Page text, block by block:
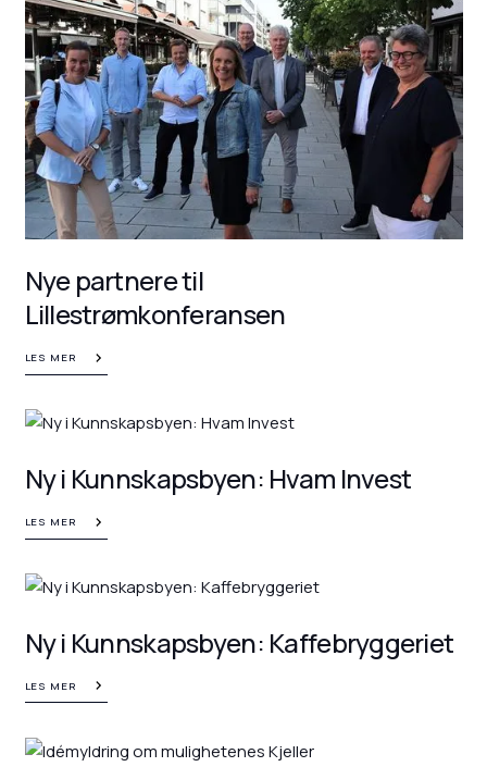
Nye partnere til
Lillestrømkonferansen
LES MER
Ny i Kunnskapsbyen: Hvam Invest
LES MER
Ny i Kunnskapsbyen: Kaffebryggeriet
LES MER